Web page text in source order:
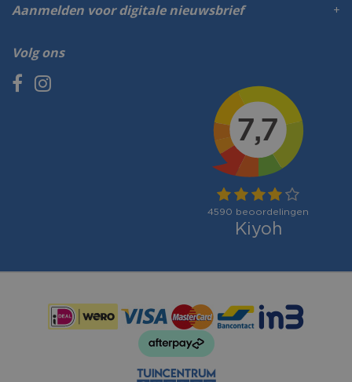
Volg ons
Aanmelden voor digitale nieuwsbrief